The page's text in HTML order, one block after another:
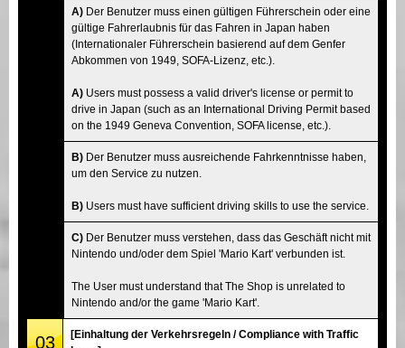
A) Der Benutzer muss einen gültigen Führerschein oder eine
gültige Fahrerlaubnis für das Fahren in Japan haben
(Internationaler Führerschein basierend auf dem Genfer
Abkommen von 1949, SOFA-Lizenz, etc.).
A) Users must possess a valid driver's license or permit to
drive in Japan (such as an International Driving Permit based
on the 1949 Geneva Convention, SOFA license, etc.).
B) Der Benutzer muss ausreichende Fahrkenntnisse haben,
um den Service zu nutzen.
B) Users must have sufficient driving skills to use the service.
C) Der Benutzer muss verstehen, dass das Geschäft nicht mit
Nintendo und/oder dem Spiel 'Mario Kart' verbunden ist.
The User must understand that The Shop is unrelated to
Nintendo and/or the game 'Mario Kart'.
03
[Einhaltung der Verkehrsregeln / Compliance with Traffic